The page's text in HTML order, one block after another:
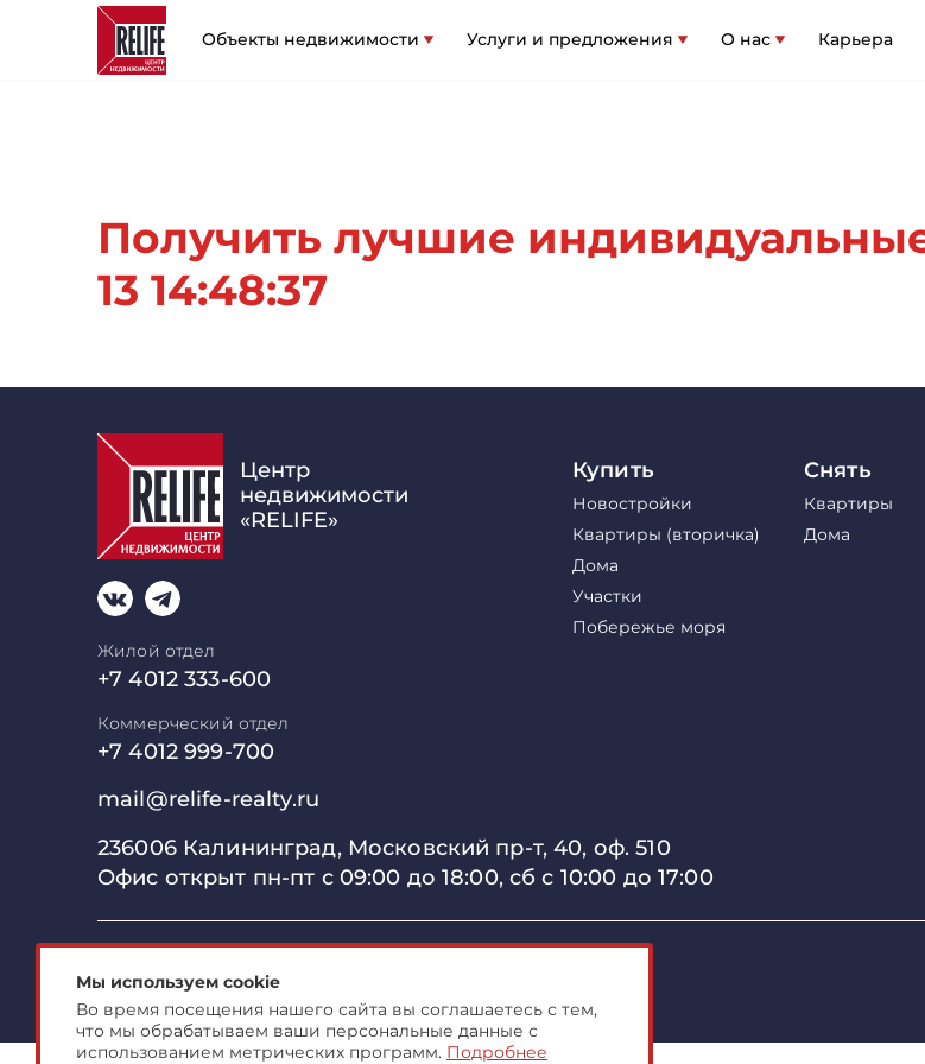
Объекты недвижимости Услуги и предложения О нас Карьера
Получить лучшие
13 14:48:37
Центр
недвижимости
«RELIFE»
Жилой отдел
+7 4012 333-600
Коммерческий отдел
+7 4012 999-700
mail@relife-realty.ru
236006 Калининград, Московский пр-т, 40, оф. 510
Офис открыт пн-пт с 09:00 до18:00, сб с 10:00 до 17:00
Купить
Новостройки
Квартиры (вторичка)
Дома
Участки
Побережье моря
Снять
Квартиры
Дома
Мы используем cookie
Во время посещения нашего сайта вы соглашаетесь с тем,
что мы обрабатываем ваши персональные данные с
использованием метрических программ. Подробнее